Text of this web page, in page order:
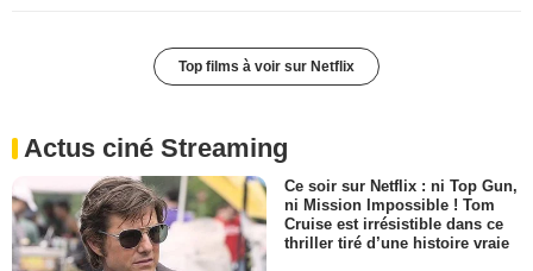
Top films à voir sur Netflix
Actus ciné Streaming
Ce soir sur Netflix : ni Top Gun,
ni Mission Impossible ! Tom
Cruise est irrésistible dans ce
thriller tiré d’une histoire vraie